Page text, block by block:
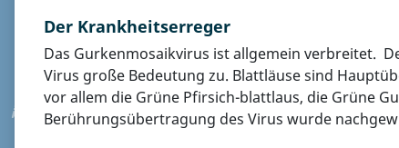
Der Krankheitserreger
Das Gurkenmosaikvirus ist allgemein verbreitet.
Virus große Bedeutung zu. Blattläuse sind
vor allem die Grüne Pfirsich-blattlaus, die Grüne
Berührungsübertragung des Virus wurde